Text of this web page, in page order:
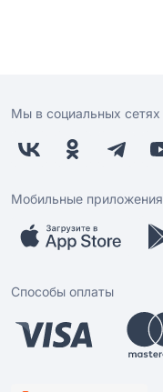
Мы в социальных сетях
Мобильные приложения
Способы оплаты